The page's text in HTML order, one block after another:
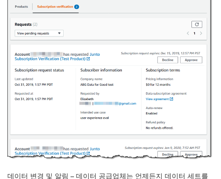
데이터 변경 및 알림 – 데이터 공급업체는 언제든지 데이터 세트를